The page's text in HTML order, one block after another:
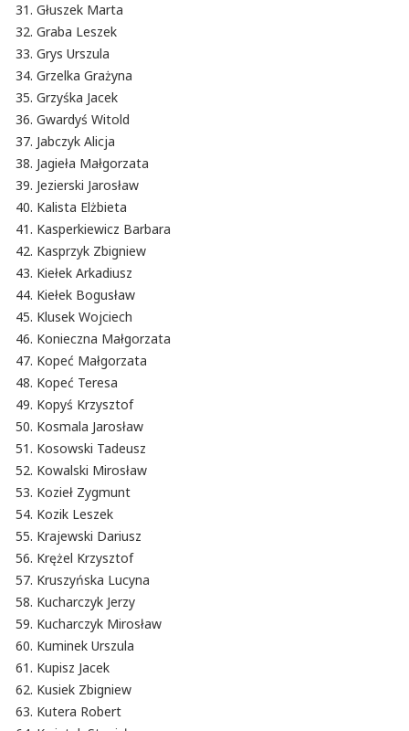
Głuszek Marta
Graba Leszek
Grys Urszula
Grzelka Grażyna
Grzyśka Jacek
Gwardyś Witold
Jabczyk Alicja
Jagieła Małgorzata
Jezierski Jarosław
Kalista Elżbieta
Kasperkiewicz Barbara
Kasprzyk Zbigniew
Kiełek Arkadiusz
Kiełek Bogusław
Klusek Wojciech
Konieczna Małgorzata
Kopeć Małgorzata
Kopeć Teresa
Kopyś Krzysztof
Kosmala Jarosław
Kosowski Tadeusz
Kowalski Mirosław
Kozieł Zygmunt
Kozik Leszek
Krajewski Dariusz
Krężel Krzysztof
Kruszyńska Lucyna
Kucharczyk Jerzy
Kucharczyk Mirosław
Kuminek Urszula
Kupisz Jacek
Kusiek Zbigniew
Kutera Robert